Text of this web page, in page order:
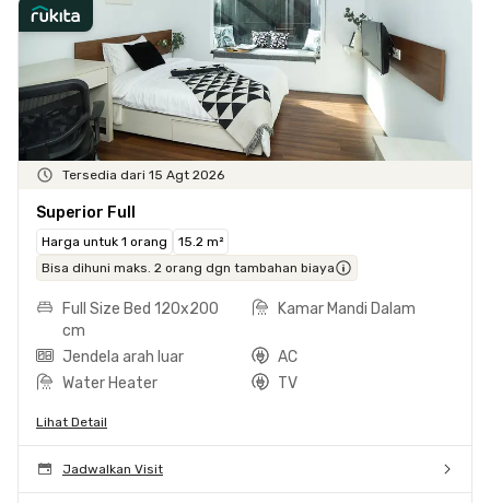
Tersedia dari 15 Agt 2026
Superior Full
Harga untuk 1 orang
15.2 m²
Bisa dihuni maks. 2 orang dgn tambahan biaya
Full Size Bed 120x200
cm
Kamar Mandi Dalam
Jendela arah luar
AC
Water Heater
TV
Lihat Detail
Jadwalkan Visit